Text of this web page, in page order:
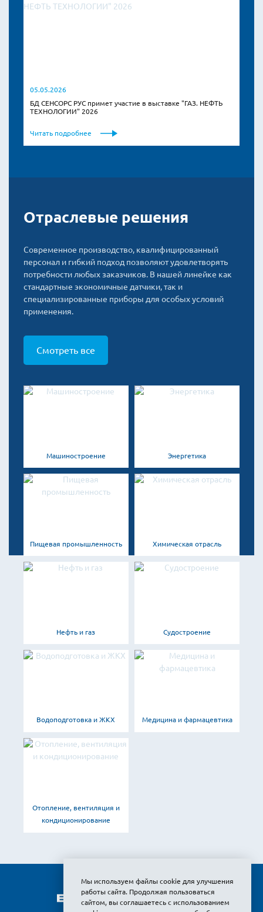
05.05.2026
БД СЕНСОРС РУС примет участие в выставке "ГАЗ. НЕФТЬ
ТЕХНОЛОГИИ" 2026
Читать подробнее
Отраслевые решения
Современное производство, квалифицированный
персонал и гибкий подход позволяют удовлетворять
потребности любых заказчиков. В нашей линейке как
стандартные экономичные датчики, так и
специализированные приборы для особых условий
применения.
Смотреть все
Машиностроение Энергетика
Пищевая промышленность Химическая отрасль
Нефть и газ Судостроение
Водоподготовка и ЖКХ Медицина и фармацевтика
Отопление, вентиляция и
кондиционирование
Мы используем файлы cookie для улучшения
работы сайта. Продолжая пользоваться
сайтом, вы соглашаетесь с использованием